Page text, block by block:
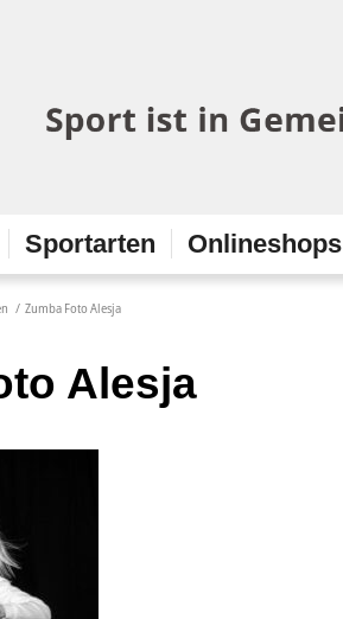
Sportarten Onlineshops
/ Zumba Foto Alesja
Alesja